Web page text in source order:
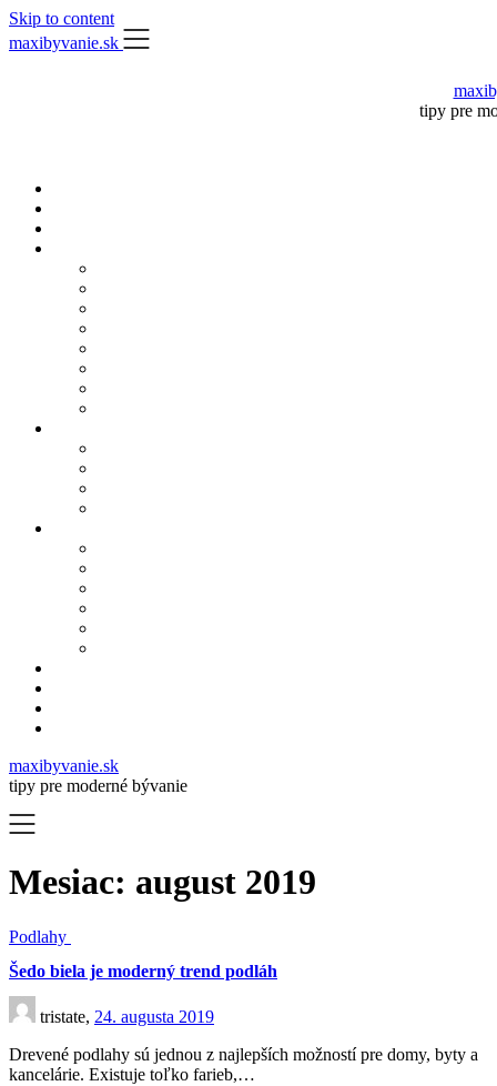
Skip to content
maxibyvanie.sk
tipy pre
maxibyvanie.sk
tipy pre moderné bývanie
Mesiac: august 2019
Podlahy
Šedo biela je moderný trend podláh
tristate, 24. augusta 2019
Drevené podlahy sú jednou z najlepších možností pre domy, byty a
kancelárie. Existuje toľko farieb,…